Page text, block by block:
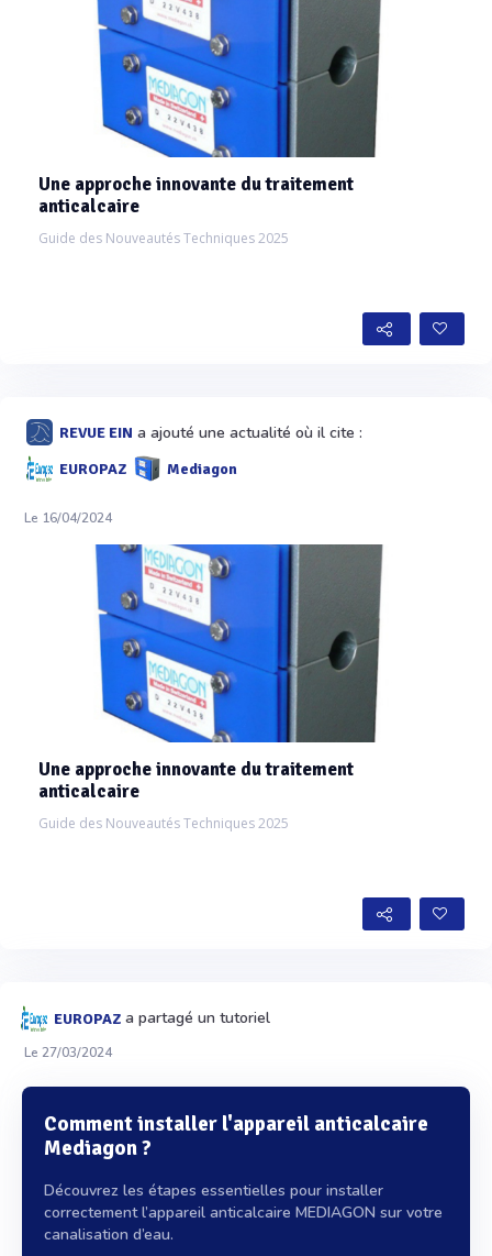
Une approche innovante du traitement
anticalcaire
Guide des Nouveautés Techniques 2025
REVUE EIN a ajouté une actualité où il cite :
EUROPAZ Mediagon
Le 16/04/2024
Une approche innovante du traitement
anticalcaire
Guide des Nouveautés Techniques 2025
EUROPAZ a partagé un tutoriel
Le 27/03/2024
Comment installer l'appareil anticalcaire
Mediagon ?
Découvrez les étapes essentielles pour installer
correctement l’appareil anticalcaire MEDIAGON sur votre
canalisation d’eau.